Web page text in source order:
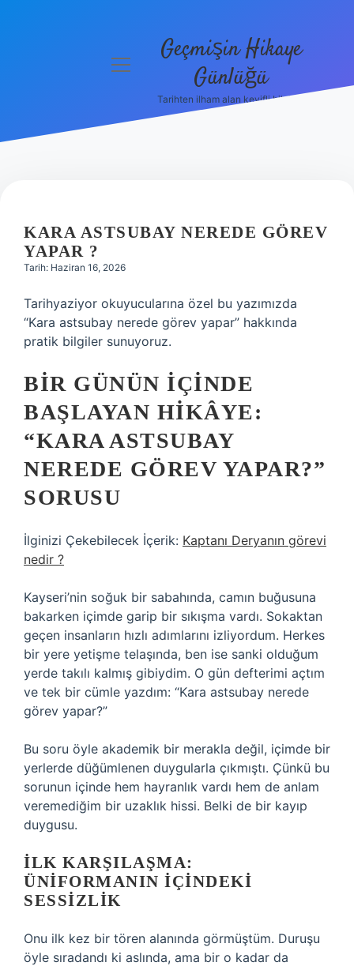
Hakkımızda
menüyü
Geçmişin Hikaye
Günlüğü
Tarihten ilham alan keyifli bilgiler!
KARA ASTSUBAY NEREDE GÖREV
YAPAR ?
Tarih: Haziran 16, 2026
Tarihyaziyor okuyucularına özel bu yazımızda
“Kara astsubay nerede görev yapar” hakkında
pratik bilgiler sunuyoruz.
BIR GÜNÜN İÇINDE
BAŞLAYAN HIKÂYE:
“KARA ASTSUBAY
NEREDE GÖREV YAPAR?”
SORUSU
İlginizi Çekebilecek İçerik: Kaptanı Deryanın görevi
nedir ?
Kayseri’nin soğuk bir sabahında, camın buğusuna
bakarken içimde garip bir sıkışma vardı. Sokaktan
geçen insanların hızlı adımlarını izliyordum. Herkes
bir yere yetişme telaşında, ben ise sanki olduğum
yerde takılı kalmış gibiydim. O gün defterimi açtım
ve tek bir cümle yazdım: “Kara astsubay nerede
görev yapar?”
Bu soru öyle akademik bir merakla değil, içimde bir
yerlerde düğümlenen duygularla çıkmıştı. Çünkü bu
sorunun içinde hem hayranlık vardı hem de anlam
veremediğim bir uzaklık hissi. Belki de bir kayıp
duygusu.
İLK KARŞILAŞMA:
ÜNIFORMANIN İÇINDEKI
SESSIZLIK
Onu ilk kez bir tören alanında görmüştüm. Duruşu
öyle sıradandı ki aslında, ama bir o kadar da